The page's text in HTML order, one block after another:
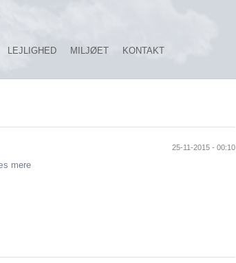
LEJLIGHED MILJØET KONTAKT
25-11-2015 - 00:10
mere